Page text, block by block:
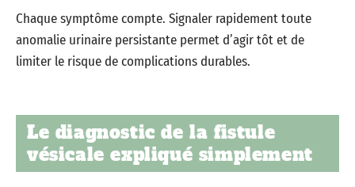
Chaque symptôme compte. Signaler rapidement toute
anomalie urinaire persistante permet d’agir tôt et de
limiter le risque de complications durables.
Le diagnostic de la fistule
vésicale expliqué simplement